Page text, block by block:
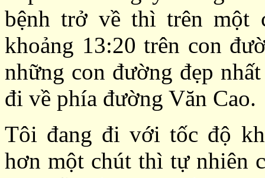
bệnh trở về thì trên một
khoảng 13:20 trên con
những con đường đẹp
đi về phía đường Văn Cao.
Tôi đang đi với tốc độ
hơn một chút thì tự nhiên